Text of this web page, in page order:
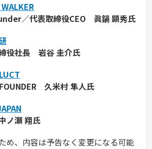
WALKER
／代表取締役CEO 眞鍋 顕秀氏
役社長 岩谷 圭介氏
久米村 隼人氏
ノ瀬 翔氏
め、内容は予告なく変更になる可能